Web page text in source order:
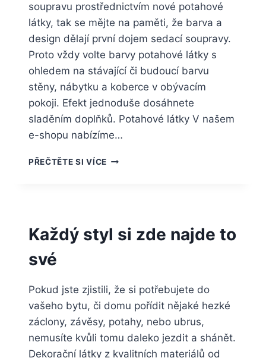
soupravu prostřednictvím nové potahové
látky, tak se mějte na paměti, že barva a
design dělají první dojem sedací soupravy.
Proto vždy volte barvy potahové látky s
ohledem na stávající či budoucí barvu
stěny, nábytku a koberce v obývacím
pokoji. Efekt jednoduše dosáhnete
sladěním doplňků. Potahové látky V našem
e-shopu nabízíme…
PŘEČTĚTE SI VÍCENA
Každý styl si zde najde to
své
Pokud jste zjistili, že si potřebujete do
vašeho bytu, či domu pořídit nějaké hezké
záclony, závěsy, potahy, nebo ubrus,
nemusíte kvůli tomu daleko jezdit a shánět.
Dekorační látky z kvalitních materiálů od